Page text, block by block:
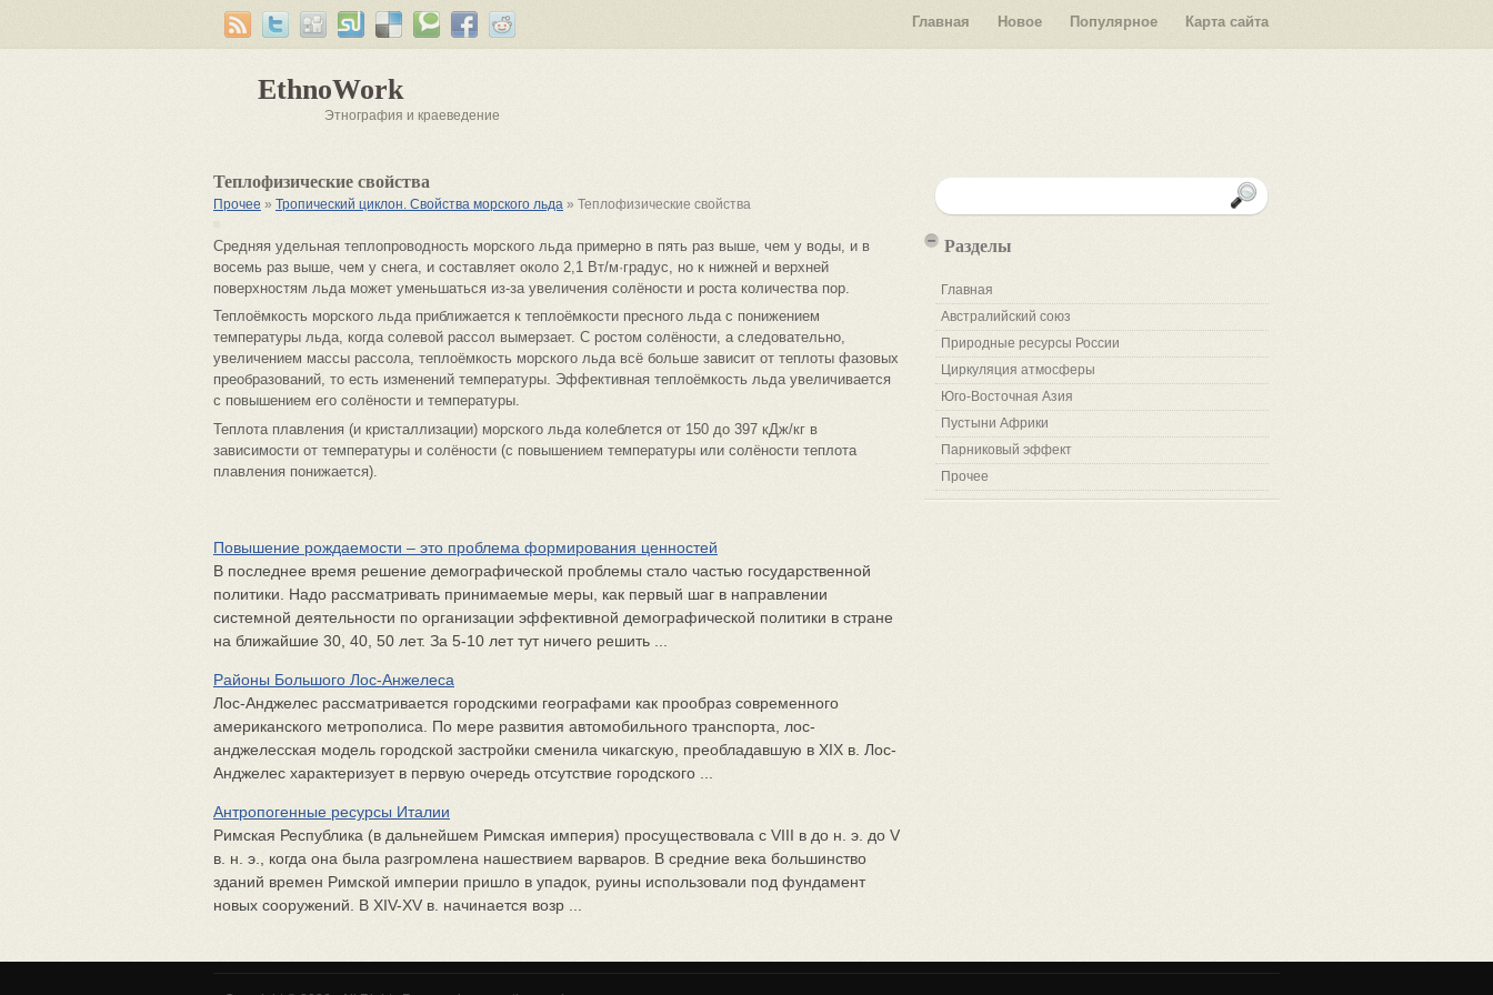
EthnoWork
Этнография и краеведение
Главная Новое Популярное Карта сайта
Теплофизические свойства
Прочее » Тропический циклон. Свойства морского льда » Теплофизические свойства
Средняя удельная теплопроводность морского льда примерно в пять раз выше, чем у воды, и в
восемь раз выше, чем у снега, и составляет около 2,1 Вт/м·градус, но к нижней и верхней
поверхностям льда может уменьшаться из-за увеличения солёности и роста количества пор.
Теплоёмкость морского льда приближается к теплоёмкости пресного льда с понижением
температуры льда, когда солевой рассол вымерзает. С ростом солёности, а следовательно,
увеличением массы рассола, теплоёмкость морского льда всё больше зависит от теплоты фазовых
преобразований, то есть изменений температуры. Эффективная теплоёмкость льда увеличивается
с повышением его солёности и температуры.
Теплота плавления (и кристаллизации) морского льда колеблется от 150 до 397 кДж/кг в
зависимости от температуры и солёности (с повышением температуры или солёности теплота
плавления понижается).
Повышение рождаемости – это проблема формирования ценностей
В последнее время решение демографической проблемы стало частью государственной
политики. Надо рассматривать принимаемые меры, как первый шаг в направлении
системной деятельности по организации эффективной демографической политики в стране
на ближайшие 30, 40, 50 лет. За 5-10 лет тут ничего решить ...
Районы Большого Лос-Анжелеса
Лос-Анджелес рассматривается городскими географами как прообраз современного
американского метрополиса. По мере развития автомобильного транспорта, лос-
анджелесская модель городской застройки сменила чикагскую, преобладавшую в XIX в. Лос-
Анджелес характеризует в первую очередь отсутствие городского ...
Антропогенные ресурсы Италии
Римская Республика (в дальнейшем Римская империя) просуществовала с VIII в до н. э. до V
в. н. э., когда она была разгромлена нашествием варваров. В средние века большинство
зданий времен Римской империи пришло в упадок, руины использовали под фундамент
новых сооружений. В XIV-XV в. начинается возр ...
Разделы
Главная
Австралийский союз
Природные ресурсы России
Циркуляция атмосферы
Юго-Восточная Азия
Пустыни Африки
Парниковый эффект
Прочее